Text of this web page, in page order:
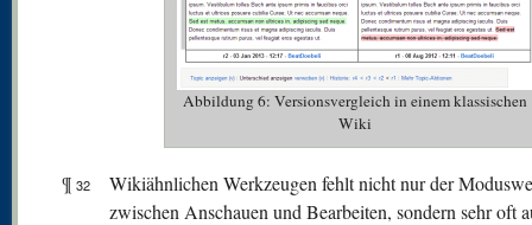
Abbildung 6: Versionsvergleich in einem klassischen
Wiki
¶ 32
Wikiähnlichen Werkzeugen fehlt nicht nur der
zwischen Anschauen und Bearbeiten, sondern sehr oft